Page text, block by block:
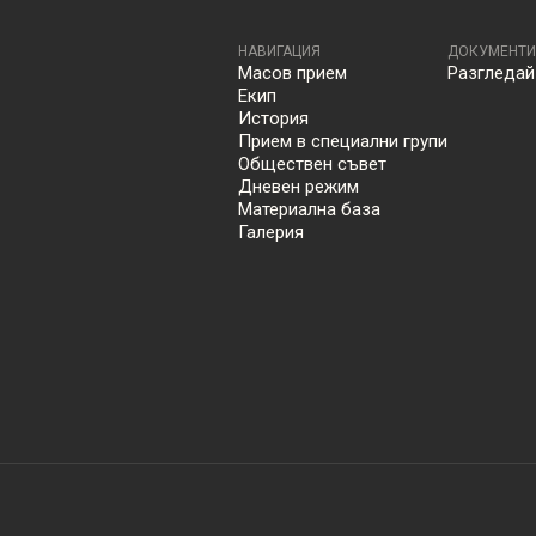
НАВИГАЦИЯ
Масов прием
Екип
История
Прием в специални групи
Обществен съвет
Дневен режим
Материална база
Галерия
ДОКУМЕНТИ
Разгледай